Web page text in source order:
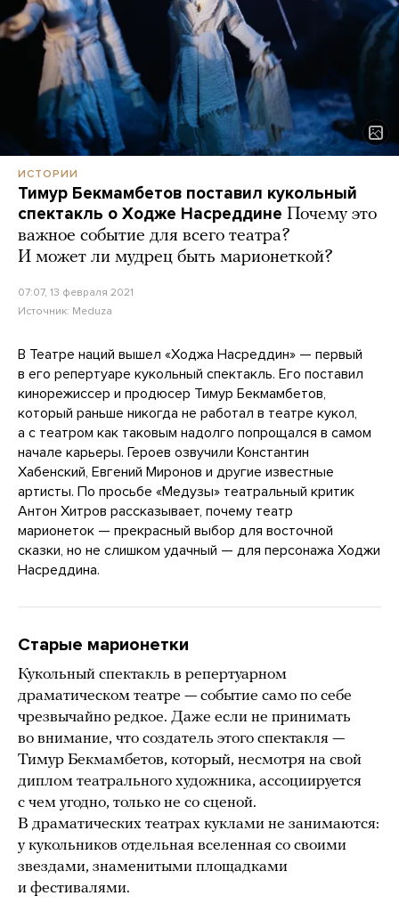
ИСТОРИИ
Тимур Бекмамбетов поставил кукольный
спектакль о Ходже Насреддине Почему это
важное событие для всего театра?
И может ли мудрец быть марионеткой?
07:07, 13 февраля 2021
Источник: Meduza
В Театре наций вышел «Ходжа Насреддин» — первый
в его репертуаре кукольный спектакль. Его поставил
кинорежиссер и продюсер Тимур Бекмамбетов,
который раньше никогда не работал в театре кукол,
а с театром как таковым надолго попрощался в самом
начале карьеры. Героев озвучили Константин
Хабенский, Евгений Миронов и другие известные
артисты. По просьбе «Медузы» театральный критик
Антон Хитров рассказывает, почему театр
марионеток — прекрасный выбор для восточной
сказки, но не слишком удачный — для персонажа Ходжи
Насреддина.
Старые марионетки
Кукольный спектакль в репертуарном
драматическом театре — событие само по себе
чрезвычайно редкое. Даже если не принимать
во внимание, что создатель этого спектакля —
Тимур Бекмамбетов, который, несмотря на свой
диплом театрального художника, ассоциируется
с чем угодно, только не со сценой.
В драматических театрах куклами не занимаются:
у кукольников отдельная вселенная со своими
звездами, знаменитыми площадками
и фестивалями.